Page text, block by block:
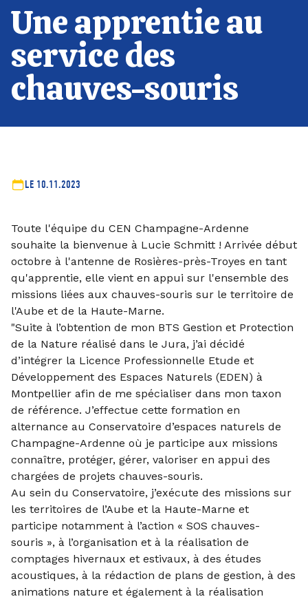
Une apprentie au
service des
chauves-souris
LE 10.11.2023
Toute l'équipe du CEN Champagne-Ardenne
souhaite la bienvenue à Lucie Schmitt ! Arrivée début
octobre à l'antenne de Rosières-près-Troyes en tant
qu'apprentie, elle vient en appui sur l'ensemble des
missions liées aux chauves-souris sur le territoire de
l'Aube et de la Haute-Marne.
"Suite à l’obtention de mon BTS Gestion et Protection
de la Nature réalisé dans le Jura, j’ai décidé
d’intégrer la Licence Professionnelle Etude et
Développement des Espaces Naturels (EDEN) à
Montpellier afin de me spécialiser dans mon taxon
de référence. J’effectue cette formation en
alternance au Conservatoire d’espaces naturels de
Champagne-Ardenne où je participe aux missions
connaître, protéger, gérer, valoriser en appui des
chargées de projets chauves-souris.
Au sein du Conservatoire, j’exécute des missions sur
les territoires de l’Aube et la Haute-Marne et
participe notamment à l’action « SOS chauves-
souris », à l’organisation et à la réalisation de
comptages hivernaux et estivaux, à des études
acoustiques, à la rédaction de plans de gestion, à des
animations nature et également à la réalisation